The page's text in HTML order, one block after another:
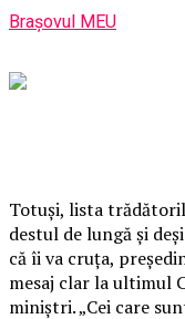
Brașovul MEU
Totuşi, lista
destul de lungă şi
că îi va cruţa,
mesaj clar la ultimul
miniştri. „Cei care